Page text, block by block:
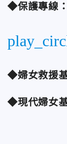
◆保護專線
◆婦女救援
◆現代婦女